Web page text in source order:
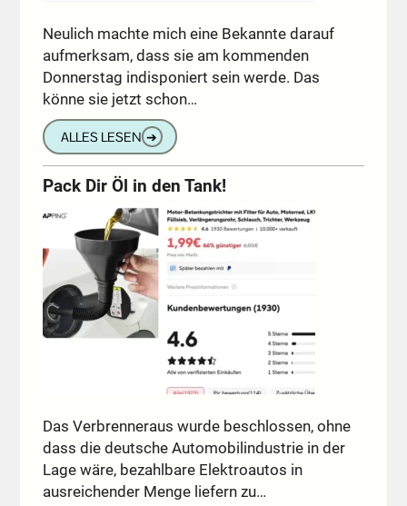
Neulich machte mich eine Bekannte darauf
aufmerksam, dass sie am kommenden
Donnerstag indisponiert sein werde. Das
könne sie jetzt schon…
ALLES LESEN ➔
Pack Dir Öl in den Tank!
Das Verbrenneraus wurde beschlossen, ohne
dass die deutsche Automobilindustrie in der
Lage wäre, bezahlbare Elektroautos in
ausreichender Menge liefern zu…